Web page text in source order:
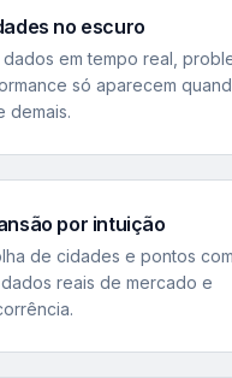
no escuro
dados em tempo real,
só aparecem
demais.
por intuição
de cidades e pontos
reais de mercado e